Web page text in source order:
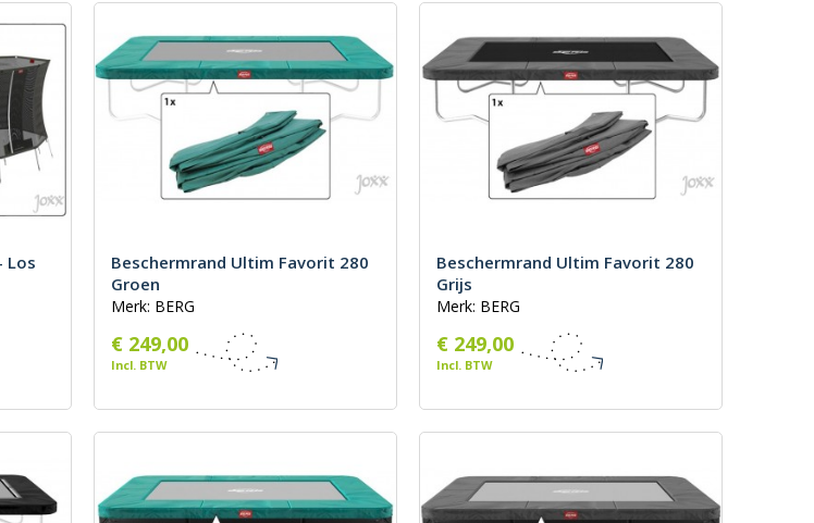
Los
Beschermrand Ultim Favorit 280
Groen
Merk: BERG
€ 249,00
Incl. BTW
Beschermrand Ultim Favorit 280
Grijs
Merk: BERG
€ 249,00
Incl. BTW